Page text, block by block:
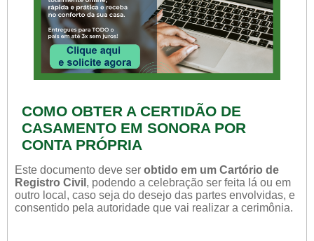
COMO OBTER A CERTIDÃO DE
CASAMENTO EM SONORA POR
CONTA PRÓPRIA
Este documento deve ser obtido em um Cartório de
Registro Civil , podendo a celebração ser feita lá ou em
outro local, caso seja do desejo das partes envolvidas, e
consentido pela autoridade que vai realizar a cerimônia.